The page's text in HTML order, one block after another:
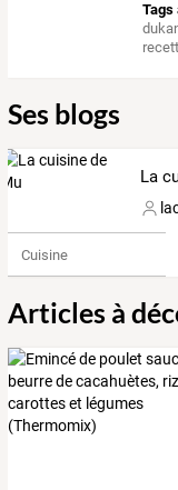
Tags
Ses blogs
La
Cuisine
Articles à